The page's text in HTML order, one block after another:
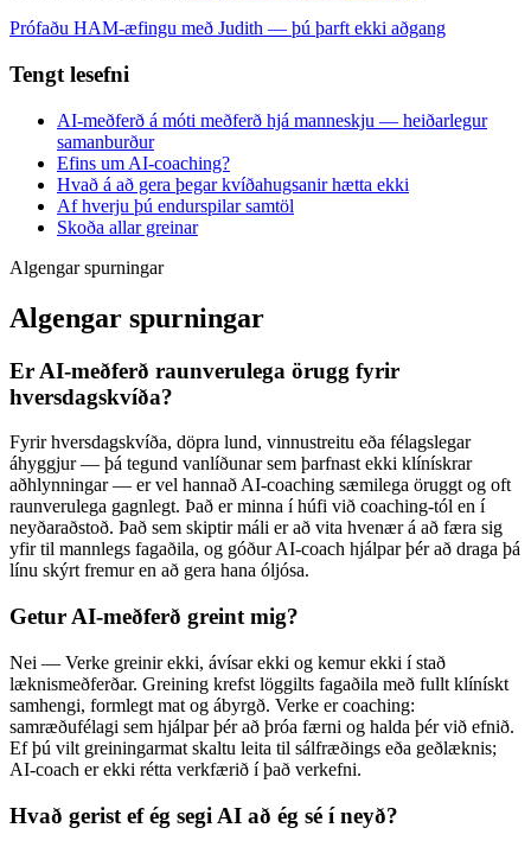
Prófaðu HAM-æfingu með Judith — þú þarft ekki aðgang
Tengt lesefni
AI-meðferð á móti meðferð hjá manneskju — heiðarlegur
samanburður
Efins um AI-coaching?
Hvað á að gera þegar kvíðahugsanir hætta ekki
Af hverju þú endurspilar samtöl
Skoða allar greinar
Algengar spurningar
Algengar spurningar
Er AI-meðferð raunverulega örugg fyrir
hversdagskvíða?
Fyrir hversdagskvíða, döpra lund, vinnustreitu eða félagslegar
áhyggjur — þá tegund vanlíðunar sem þarfnast ekki klínískrar
aðhlynningar — er vel hannað AI-coaching sæmilega öruggt og oft
raunverulega gagnlegt. Það er minna í húfi við coaching-tól en í
neyðaraðstoð. Það sem skiptir máli er að vita hvenær á að færa sig
yfir til mannlegs fagaðila, og góður AI-coach hjálpar þér að draga þá
línu skýrt fremur en að gera hana óljósa.
Getur AI-meðferð greint mig?
Nei — Verke greinir ekki, ávísar ekki og kemur ekki í stað
læknismeðferðar. Greining krefst löggilts fagaðila með fullt klínískt
samhengi, formlegt mat og ábyrgð. Verke er coaching:
samræðufélagi sem hjálpar þér að þróa færni og halda þér við efnið.
Ef þú vilt greiningarmat skaltu leita til sálfræðings eða geðlæknis;
AI-coach er ekki rétta verkfærið í það verkefni.
Hvað gerist ef ég segi AI að ég sé í neyð?